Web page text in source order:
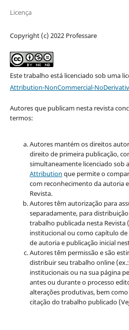
Licença
Copyright (c) 2022 Professare
Este trabalho está licenciado sob uma
Attribution-NonCommercial-
Autores que publicam nesta revista
termos:
Autores mantém os direitos
direito de primeira publicação,
simultaneamente licenciado sob a
Attribution que permite o
com reconhecimento da autoria
Revista.
Autores têm autorização para
separadamente, para
trabalho publicada nesta
institucional ou como capítulo
de autoria e publicação inicial
Autores têm permissão e são
distribuir seu trabalho online
institucionais ou na sua página
antes ou durante o processo
alterações produtivas, bem
citação do trabalho publicado